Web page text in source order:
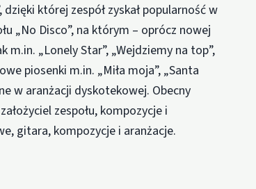
której zespół zyskał popularność w
„No Disco”, na którym – oprócz nowej
„Lonely Star”, „Wejdziemy na top”,
piosenki m.in. „Miła moja”, „Santa
w aranżacji dyskotekowej. Obecny
zespołu, kompozycje i
gitara, kompozycje i aranżacje.